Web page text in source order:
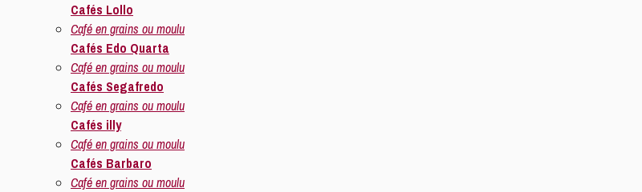
Cafés Lollo
Café en grains ou moulu
Cafés Edo Quarta
Café en grains ou moulu
Cafés Segafredo
Café en grains ou moulu
Cafés illy
Café en grains ou moulu
Cafés Barbaro
Café en grains ou moulu